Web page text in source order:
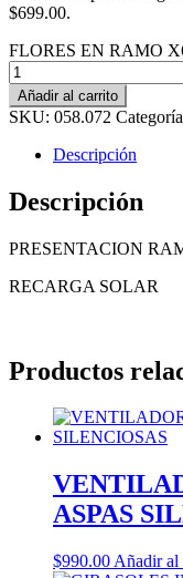
$699.00.
FLORES EN RAMO
Añadir al carrito
SKU: 058.072
Descripción
Descripción
PRESENTACION
RECARGA SOLAR
Productos
ASPAS
$990.00 Añadir al